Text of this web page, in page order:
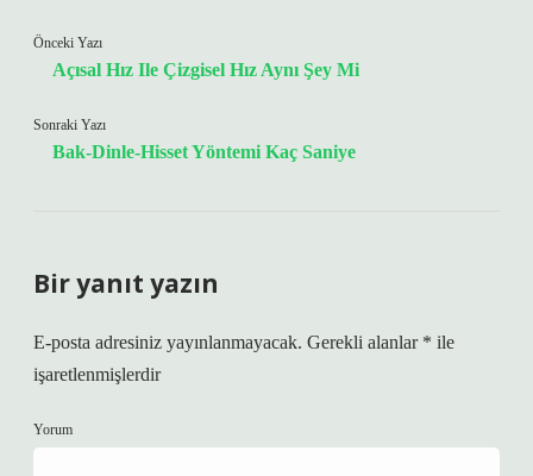
Önceki Yazı
Açısal Hız Ile Çizgisel Hız Aynı Şey Mi
Sonraki Yazı
Bak-Dinle-Hisset Yöntemi Kaç Saniye
Bir yanıt yazın
E-posta adresiniz yayınlanmayacak. Gerekli alanlar * ile
işaretlenmişlerdir
Yorum